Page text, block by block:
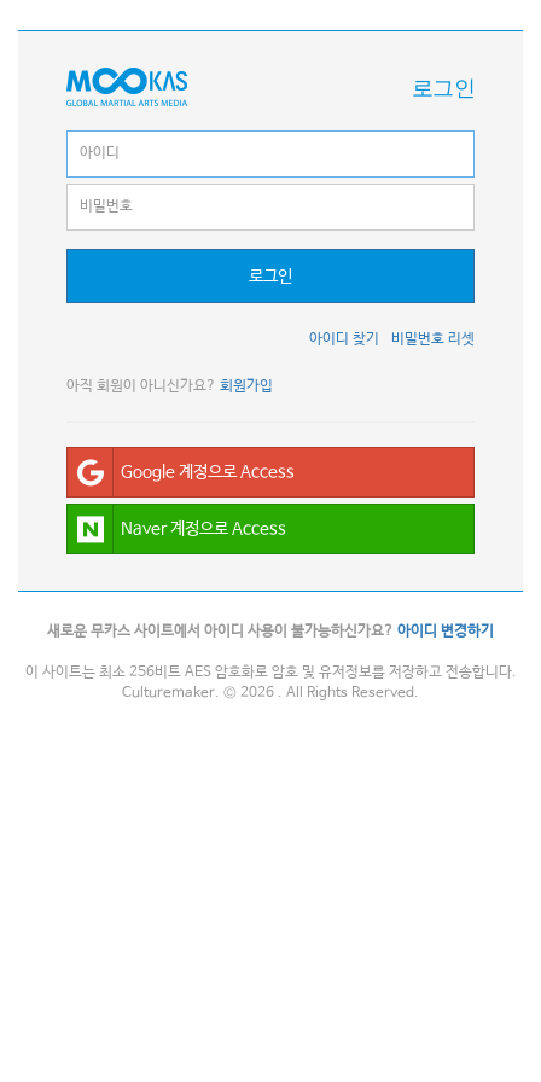
로그인
로그인
비밀번호 리셋
아이디 찾기
아직 회원이 아니신가요? 회원가입
Google 계정으로 Access
Naver 계정으로 Access
새로운 무카스 사이트에서 아이디 사용이 불가능하신가요? 아이디 변경하기
이 사이트는 최소 256비트 AES 암호화로 암호 및 유저정보를 저장하고 전송합니다.
Culturemaker. © 2026 . All Rights Reserved.